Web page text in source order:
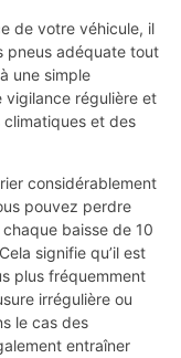
de votre véhicule, il
pneus adéquate tout
une simple
vigilance régulière et
et des
considérablement
pouvez perdre
baisse de 10
signifie qu’il est
plus fréquemment
irrégulière ou
le cas des
entraîner